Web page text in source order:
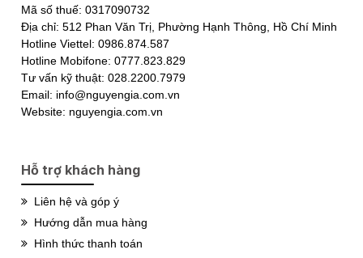
Mã số thuế: 0317090732
Địa chỉ: 512 Phan Văn Trị, Phường Hạnh Thông, Hồ Chí Minh
Hotline Viettel: 0986.874.587
Hotline Mobifone: 0777.823.829
Tư vấn kỹ thuật: 028.2200.7979
Email: info@nguyengia.com.vn
Website: nguyengia.com.vn
Hỗ trợ khách hàng
Liên hệ và góp ý
Hướng dẫn mua hàng
Hình thức thanh toán